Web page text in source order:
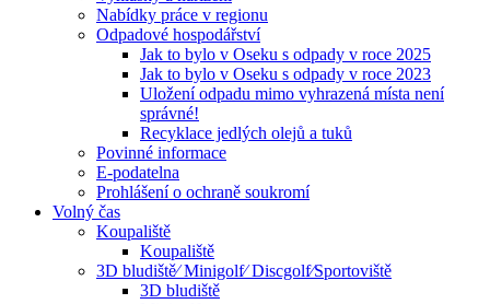
Nabídky práce v regionu
Odpadové hospodářství
Jak to bylo v Oseku s odpady v roce 2025
Jak to bylo v Oseku s odpady v roce 2023
Uložení odpadu mimo vyhrazená místa není
správné!
Recyklace jedlých olejů a tuků
Povinné informace
E-podatelna
Prohlášení o ochraně soukromí
Volný čas
Koupaliště
Koupaliště
3D bludiště⁄ Minigolf⁄ Discgolf⁄Sportoviště
3D bludiště